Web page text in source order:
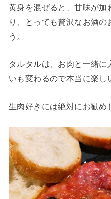
黄身を混ぜると、甘味が加
り、とっても贅沢なお酒の
う。
タルタルは、お肉と一緒
いも変わるので本当に楽し
生肉好きには絶対にお勧め